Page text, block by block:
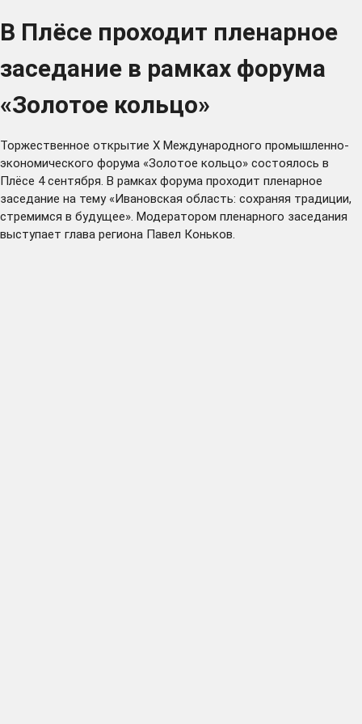
В Плёсе проходит пленарное
заседание в рамках форума
«Золотое кольцо»
Торжественное открытие X Международного промышленно-
экономического форума «Золотое кольцо» состоялось в
Плёсе 4 сентября. В рамках форума проходит пленарное
заседание на тему «Ивановская область: сохраняя традиции,
стремимся в будущее». Модератором пленарного заседания
выступает глава региона Павел Коньков.